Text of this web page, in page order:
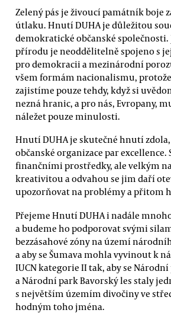
Zelený pás je živoucí památník boje
útlaku. Hnutí DUHA je důležitou
demokratické občanské společnosti.
přírodu je neoddělitelně spojeno s
pro demokracii a mezinárodní
všem formám nacionalismu,
zajistíme pouze tehdy, když si
nezná hranic, a pro nás, Evropany,
náležet pouze minulosti.
Hnutí DUHA je skutečné hnutí
občanské organizace par excellence.
finančními prostředky, ale velkým
kreativitou a odvahou se jim daří
upozorňovat na problémy a přitom
Přejeme Hnutí DUHA i nadále
a budeme ho podporovat svými
bezzásahové zóny na území
a aby se Šumava mohla vyvinout k
IUCN kategorie II tak, aby se Národní
a Národní park Bavorský les staly
s největším územím divočiny ve
hodným toho jména.